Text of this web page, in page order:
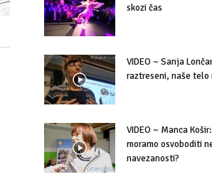
skozi čas
VIDEO ~ Sanja
raztreseni, naše telo
VIDEO ~ Manca
moramo osvoboditi
navezanosti?